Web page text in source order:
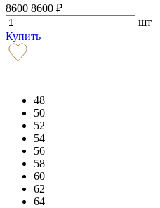
8600 8600 ₽
шт
Купить
48
50
52
54
56
58
60
62
64